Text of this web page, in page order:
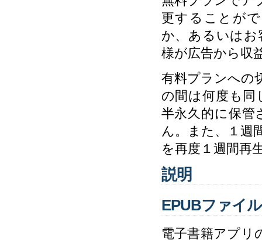
更することが
か、あるいは
様が広告から収
有料プランへの
の間は何度も同
半永久的に保管
ん。また、１週
を再度１週間再
説明
EPUBファイル
電子書籍アプリ